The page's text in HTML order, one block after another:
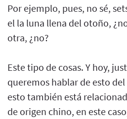
Por ejemplo, pues, no sé,
el la luna llena del otoño,
otra, ¿no?
Este tipo de cosas. Y hoy,
queremos hablar de esto
esto también está
de origen chino, en este